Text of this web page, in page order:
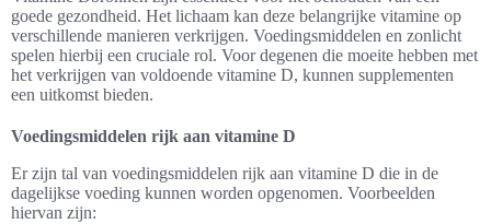
goede gezondheid. Het lichaam kan deze belangrijke vitamine op
verschillende manieren verkrijgen. Voedingsmiddelen en zonlicht
spelen hierbij een cruciale rol. Voor degenen die moeite hebben met
het verkrijgen van voldoende vitamine D, kunnen supplementen
een uitkomst bieden.
Voedingsmiddelen rijk aan vitamine D
Er zijn tal van voedingsmiddelen rijk aan vitamine D die in de
dagelijkse voeding kunnen worden opgenomen. Voorbeelden
hiervan zijn: